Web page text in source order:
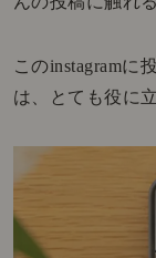
このinstagramに
は、とても役に